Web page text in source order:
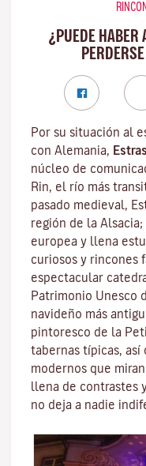
¿PUEDE HABER
Por su situación al
con Alemania,
núcleo de
Rin, el río más
pasado medieval,
región de la
europea y llena
curiosos y rincones
espectacular
Patrimonio Unesco
navideño más
pintoresco de la
tabernas típicas, así
modernos que
llena de contrastes
no deja a nadie